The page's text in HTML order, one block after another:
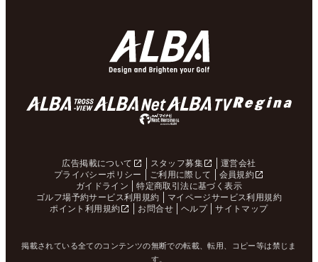
広告掲載について スタッフ募集
運営会社
プライバシーポリシー
ご利用に際して
会員規約
ガイドライン
特定商取引法に基づく表示
ゴルフ場予約サービス利用規約
マイページサービス利用規約
ポイント利用規約
お問合せ ヘルプ サイトマップ
掲載されている全てのコンテンツの無断での転載、転用、コピー等は禁じま
す。